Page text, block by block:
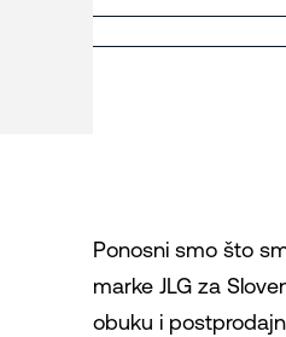
Ponosni smo što
marke JLG za
obuku i